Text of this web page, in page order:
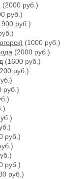
(2000 руб.)
руб.)
руб.)
(1000 руб.)
(2000 руб.)
(1600 руб.)
руб.)
руб.)
руб.)
руб.)
руб.)